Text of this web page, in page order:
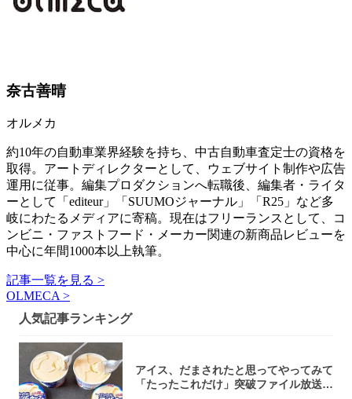
奈古善晴
オルメカ
約10年の自動車業界経験を持ち、中古自動車査定士の資格を
取得。アートディレクターとして、ウェブサイト制作や広告
運用に従事。編集プロダクションへ転職後、編集者・ライタ
ーとして「editeur」「SUUMOジャーナル」「R25」など多
岐にわたるメディアに寄稿。現在はフリーランスとして、コ
ンビニ・ファストフード・メーカー関連の新商品レビューを
中心に年間1000本以上執筆。
記事一覧を見る >
OLMECA >
人気記事ランキング
アイス、だまされたと思ってやってみて
「たったこれだけ」突破ファイル放送で